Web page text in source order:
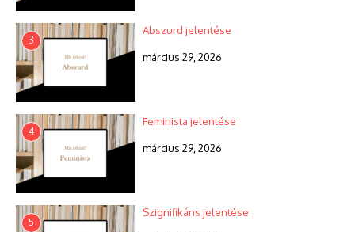
3
Abszurd jelentése
március 29, 2026
4
Feminista jelentése
március 29, 2026
5
Szignifikáns jelentése